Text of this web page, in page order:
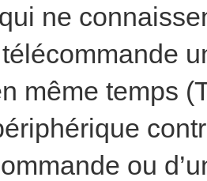
ne
même temps
ou